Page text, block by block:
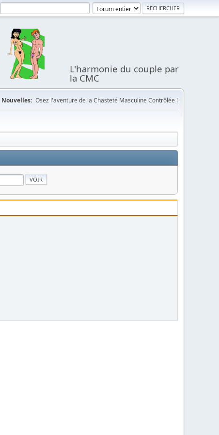
L'harmonie du couple par
la CMC
Nouvelles: Osez l'aventure de la Chasteté Masculine Contrôlée !